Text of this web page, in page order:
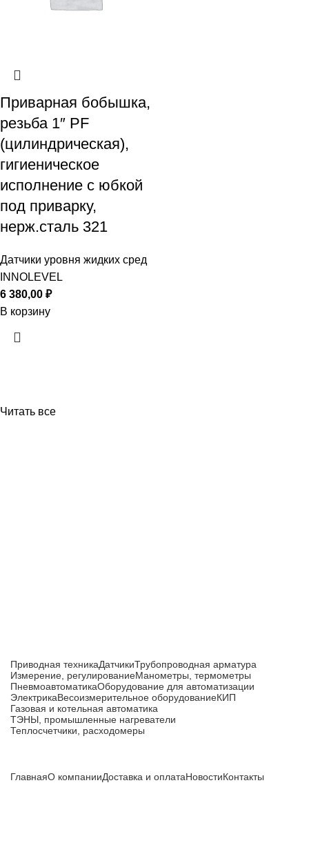
Приварная бобышка,
резьба 1″ PF
(цилиндрическая),
гигиеническое
исполнение с юбкой
под приварку,
нерж.сталь 321
Датчики уровня жидких сред
INNOLEVEL
6 380,00 ₽
В корзину
Читать все
Приводная техникаДатчикиТрубопроводная арматура
Измерение, регулированиеМанометры, термометры
ПневмоавтоматикаОборудование для автоматизации
ЭлектрикаВесоизмерительное оборудованиеКИП
Газовая и котельная автоматика
ТЭНЫ, промышленные нагреватели
Теплосчетчики, расходомеры
ГлавнаяО компанииДоставка и оплатаНовостиКонтакты